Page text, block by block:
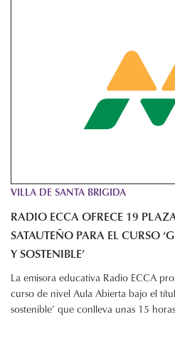
VILLA DE SANTA BRIGIDA
RADIO ECCA OFRECE 19
SATAUTEÑO PARA EL CURSO
Y SOSTENIBLE’
La emisora educativa Radio ECCA
curso de nivel Aula Abierta bajo el
sostenible’ que conlleva unas 15